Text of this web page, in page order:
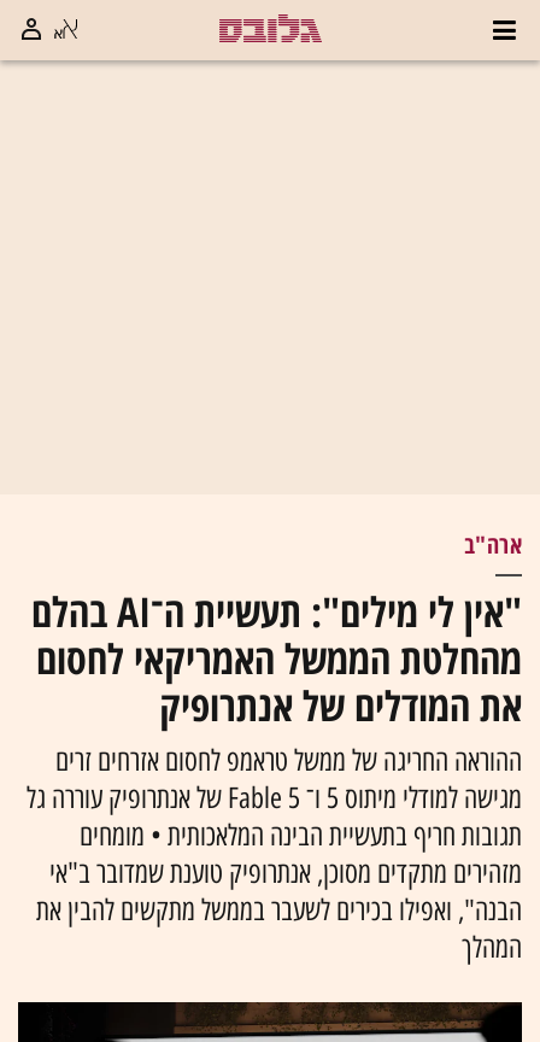
ארה"ב
"אין לי מילים": תעשיית ה־AI בהלם
מהחלטת הממשל האמריקאי לחסום
את המודלים של אנתרופיק
ההוראה החריגה של ממשל טראמפ לחסום אזרחים זרים
מגישה למודלי מיתוס 5 ו־ Fable 5 של אנתרופיק עוררה גל
תגובות חריף בתעשיית הבינה המלאכותית • מומחים
מזהירים מתקדים מסוכן, אנתרופיק טוענת שמדובר ב"אי
הבנה", ואפילו בכירים לשעבר בממשל מתקשים להבין את
המהלך